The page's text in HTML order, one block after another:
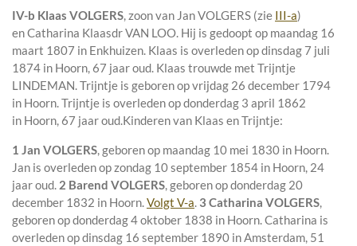
IV-b Klaas VOLGERS, zoon van Jan VOLGERS (zie III-a)
enCatharina Klaasdr VAN LOO. Hij is gedoopt op maandag 16
maart 1807 in Enkhuizen. Klaas is overleden op dinsdag 7 juli
1874 in Hoorn, 67 jaar oud. Klaas trouwde met Trijntje
LINDEMAN. Trijntje is geboren op vrijdag 26 december 1794
in Hoorn. Trijntje is overleden op donderdag 3 april 1862
in Hoorn, 67 jaar oud.Kinderen van Klaas en Trijntje:
1 Jan VOLGERS, geboren op maandag 10 mei 1830 in Hoorn.
Jan is overleden op zondag 10 september 1854 in Hoorn, 24
jaar oud. 2 Barend VOLGERS, geboren op donderdag 20
december 1832 in Hoorn.Volgt V-a. 3 Catharina VOLGERS,
geboren op donderdag 4 oktober 1838 in Hoorn. Catharina is
overleden op dinsdag 16 september 1890 inAmsterdam, 51